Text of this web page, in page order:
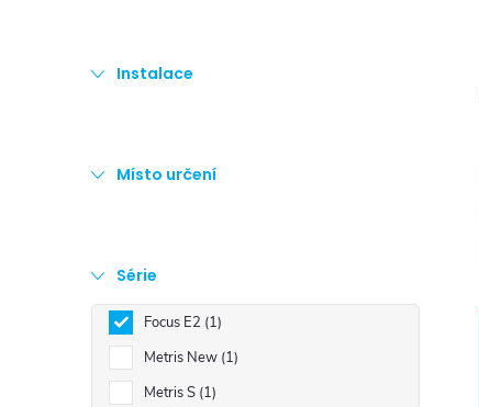
Instalace
Místo určení
Série
Focus E2 1
Metris New 1
Metris S 1